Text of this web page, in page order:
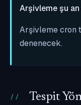
Arşivleme şu an
Arşivleme cron
denenecek.
Tespit